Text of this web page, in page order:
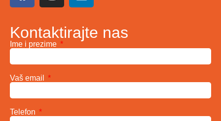
Kontaktirajte nas
Ime i prezime
Vaš email
Telefon